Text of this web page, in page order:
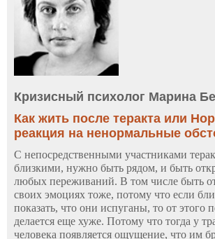
Кризисный психолог Марина
Как жить после теракта или
реакция на ненормальные
С непосредственными участниками
близкими, нужно быть рядом, и быть
любых переживаний. В том числе быть
своих эмоциях тоже, потому что если
показать, что они испуганы, то от этого
делается еще хуже. Потому что тогда у
человека появляется ощущение, что им